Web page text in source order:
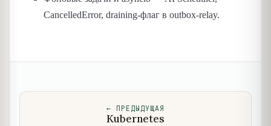
CancelledError, draining-флаг в outbox-relay.
← ПРЕДЫДУЩАЯ
Kubernetes